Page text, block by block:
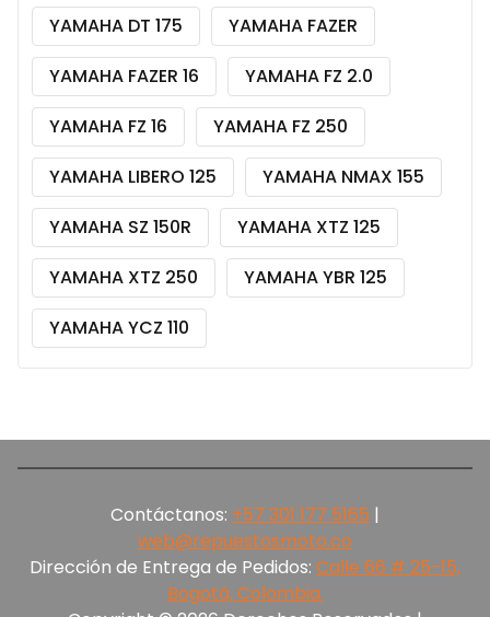
YAMAHA DT 175
YAMAHA FAZER
YAMAHA FAZER 16
YAMAHA FZ 2.0
YAMAHA FZ 16
YAMAHA FZ 250
YAMAHA LIBERO 125
YAMAHA NMAX 155
YAMAHA SZ 150R
YAMAHA XTZ 125
YAMAHA XTZ 250
YAMAHA YBR 125
YAMAHA YCZ 110
Contáctanos: +57 301 177 5165‬ |
web@repuestosmoto.co
Dirección de Entrega de Pedidos: Calle 66 # 25-15,
Bogotá, Colombia.